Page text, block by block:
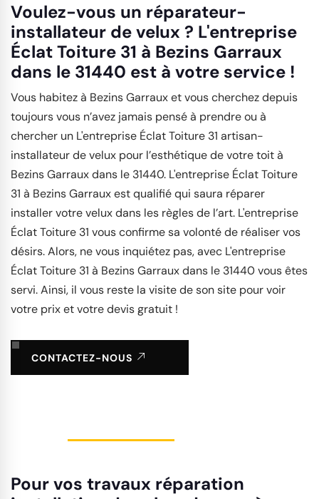
Voulez-vous un réparateur-
installateur de velux ? L'entreprise
Éclat Toiture 31 à Bezins Garraux
dans le 31440 est à votre service !
Vous habitez à Bezins Garraux et vous cherchez depuis
toujours vous n’avez jamais pensé à prendre ou à
chercher un L'entreprise Éclat Toiture 31 artisan-
installateur de velux pour l’esthétique de votre toit à
Bezins Garraux dans le 31440. L'entreprise Éclat Toiture
31 à Bezins Garraux est qualifié qui saura réparer
installer votre velux dans les règles de l’art. L'entreprise
Éclat Toiture 31 vous confirme sa volonté de réaliser vos
désirs. Alors, ne vous inquiétez pas, avec L'entreprise
Éclat Toiture 31 à Bezins Garraux dans le 31440 vous êtes
servi. Ainsi, il vous reste la visite de son site pour voir
votre prix et votre devis gratuit !
CONTACTEZ-NOUS
Pour vos travaux réparation